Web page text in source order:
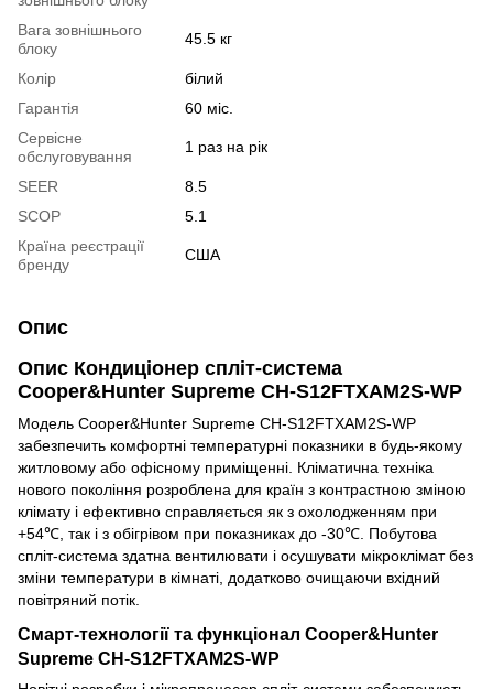
Вага зовнішнього
блоку
45.5 кг
Колір
білий
Гарантія
60 міс.
Сервісне
обслуговування
1 раз на рік
SEER
8.5
SCOP
5.1
Країна реєстрації
бренду
США
Опис
Опис Кондиціонер спліт-система
Cooper&Hunter Supreme CH-S12FTXAM2S-WP
Модель Cooper&Hunter Supreme CH-S12FTXAM2S-WP
забезпечить комфортні температурні показники в будь-якому
житловому або офісному приміщенні. Кліматична техніка
нового покоління розроблена для країн з контрастною зміною
клімату і ефективно справляється як з охолодженням при
+54℃, так і з обігрівом при показниках до -30℃. Побутова
спліт-система здатна вентилювати і осушувати мікроклімат без
зміни температури в кімнаті, додатково очищаючи вхідний
повітряний потік.
Смарт-технології та функціонал Cooper&Hunter
Supreme CH-S12FTXAM2S-WP